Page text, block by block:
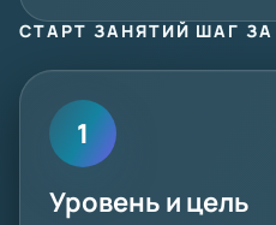
СТАРТ ЗАНЯТИЙ ШАГ
1
Уровень и цель